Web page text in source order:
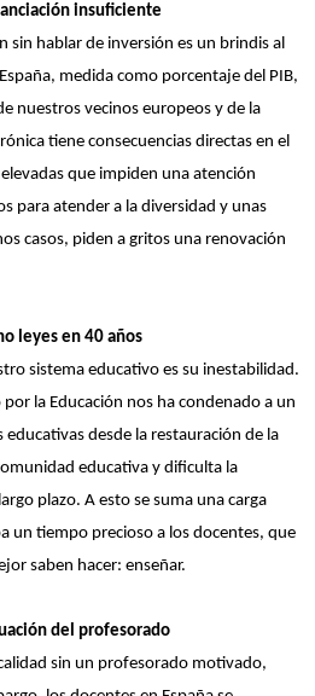
insuficiente
sin hablar de inversión es un brindis al
medida como porcentaje del PIB,
nuestros vecinos europeos y de la
tiene consecuencias directas en el
que impiden una atención
para atender a la diversidad y unas
casos, piden a gritos una renovación
leyes en 40 años
sistema educativo es su inestabilidad.
la Educación nos ha condenado a un
desde la restauración de la
educativa y dificulta la
plazo. A esto se suma una carga
un tiempo precioso a los docentes, que
saben hacer: enseñar.
del profesorado
sin un profesorado motivado,